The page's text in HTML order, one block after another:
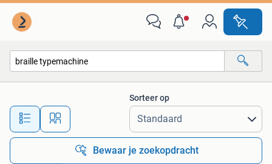
Alle afstanden…
Sorteer op
Bewaar je zoekopdracht